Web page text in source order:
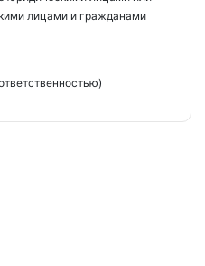
лицами и гражданами